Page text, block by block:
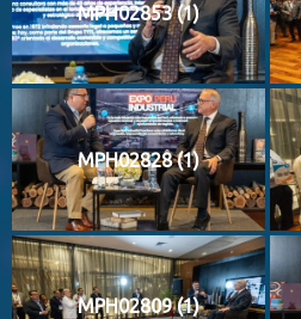
MPH02853 (1)
MPH02828 (1)
MPH02809 (1)